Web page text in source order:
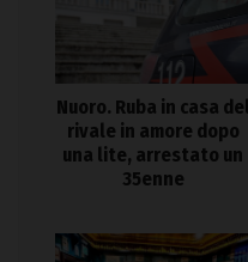
Nuoro. Ruba in casa del
rivale in amore dopo
una lite, arrestato un
35enne